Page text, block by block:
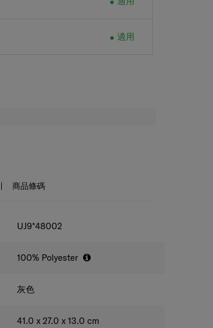
適用
商品條碼
UJ9*48002
100% Polyester
灰色
41.0 x 27.0 x 13.0 cm